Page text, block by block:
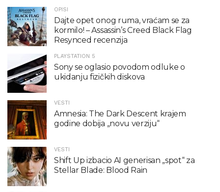
OPISI
Dajte opet onog ruma, vraćam se za
kormilo! – Assassin’s Creed Black Flag
Resynced recenzija
PLAYSTATION 5
Sony se oglasio povodom odluke o
ukidanju fizičkih diskova
VESTI
Amnesia: The Dark Descent krajem
godine dobija „novu verziju“
VESTI
Shift Up izbacio AI generisan „spot“ za
Stellar Blade: Blood Rain